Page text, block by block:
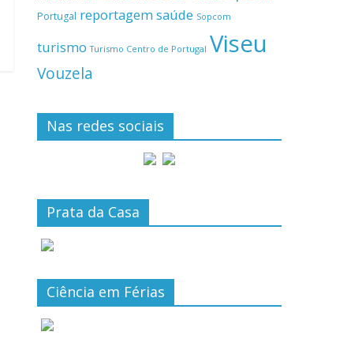
Portugal reportagemsaúde Sopcom
turismo Turismo Centro de Portugal Viseu
Vouzela
Nas redes sociais
Prata da Casa
Ciência em Férias